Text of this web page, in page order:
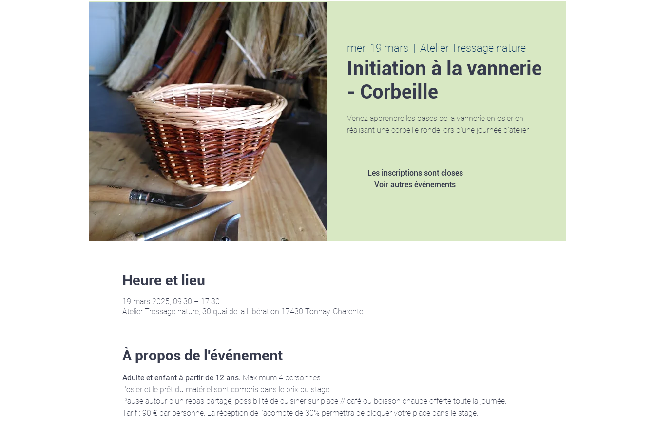
mer. 19 mars
  |
Atelier Tressage nature
Initiation à la vannerie
- Corbeille
Venez apprendre les bases de la vannerie en osier en
réalisant une corbeille ronde lors d'une journée d'atelier.
Les inscriptions sont closes
Voir autres événements
Heure et lieu
19 mars 2025, 09:30 – 17:30
Atelier Tressage nature, 30 quai de la Libération 17430 Tonnay-Charente
À propos de l'événement
Adulte et enfant à partir de 12 ans. Maximum 4 personnes.
L'osier et le prêt du matériel sont compris dans le prix du stage.
Pause autour d'un repas partagé, possibilité de cuisiner sur place // café ou boisson chaude offerte toute la journée.
Tarif : 90 € par personne. La réception de l’acompte de 30% permettra de bloquer votre place dans le stage.